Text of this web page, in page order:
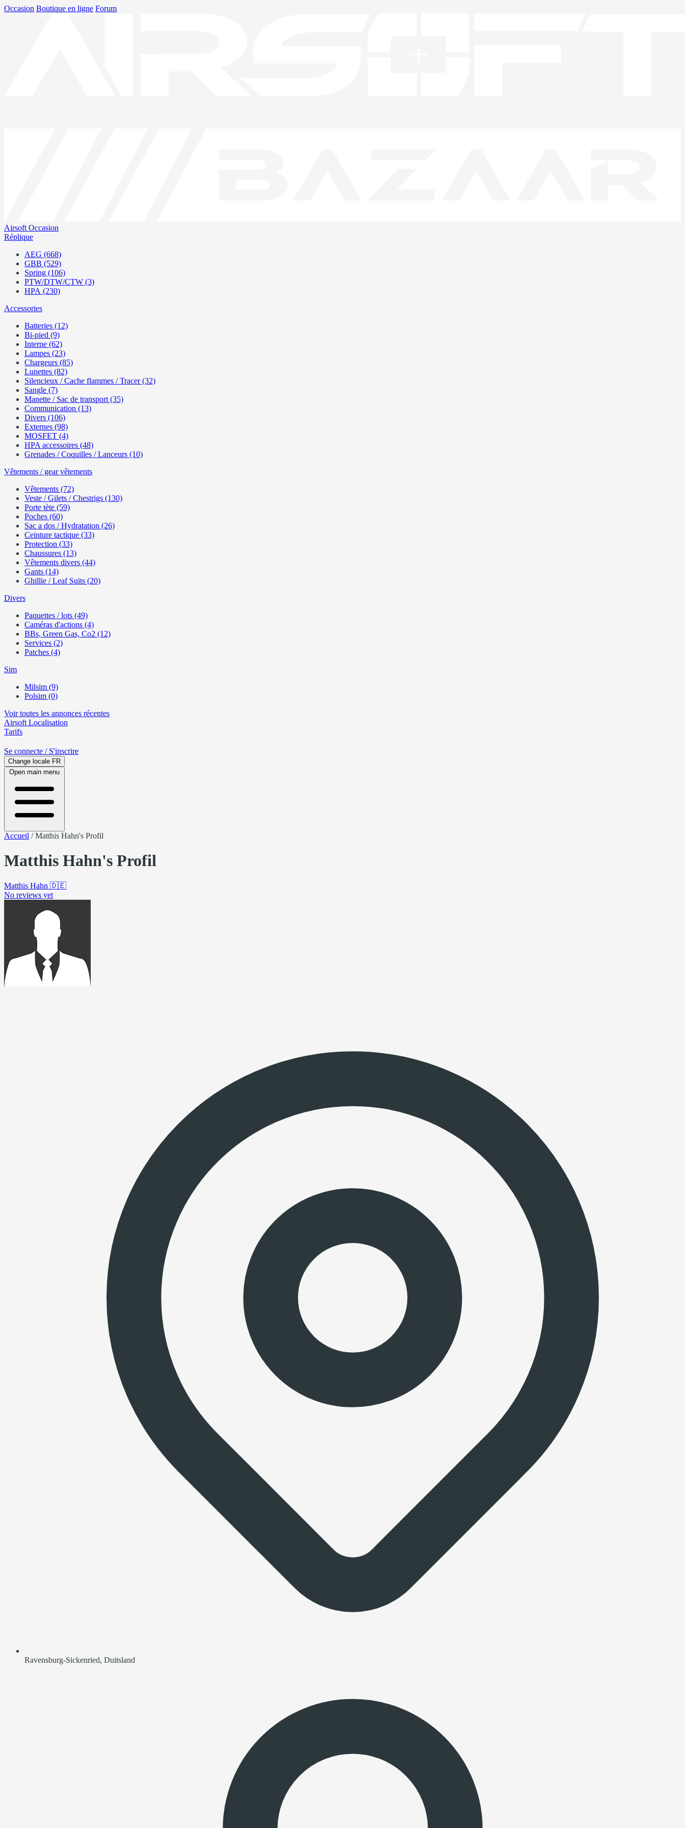
Occasion Boutique en ligne Forum
Airsoft Occasion
Réplique
AEG (668)
GBB (529)
Spring (106)
PTW/DTW/CTW (3)
HPA (230)
Accessories
Batteries (12)
Bi-pied (9)
Interne (62)
Lampes (23)
Chargeurs (85)
Lunettes (82)
Silencieux / Cache flammes / Tracer (32)
Sangle (7)
Manette / Sac de transport (35)
Communication (13)
Divers (106)
Externes (98)
MOSFET (4)
HPA accessoires (48)
Grenades / Coquilles / Lanceurs (10)
Vêtements / gear vêtements
Vêtements (72)
Veste / Gilets / Chestrigs (130)
Porte tète (59)
Poches (60)
Sac a dos / Hydratation (26)
Ceinture tactique (33)
Protection (33)
Chaussures (13)
Vêtements divers (44)
Gants (14)
Ghillie / Leaf Suits (20)
Divers
Paquettes / lots (49)
Caméras d'actions (4)
BBs, Green Gas, Co2 (12)
Services (2)
Patches (4)
Sim
Milsim (9)
Polsim (0)
Voir toutes les annonces récentes
Airsoft Localisation
Tarifs
Se connecte / S'inscrire
Change locale FR
Open main menu
Accueil /Matthis Hahn's Profil
Matthis Hahn's Profil
Matthis Hahn 🇩🇪
No reviews yet
Ravensburg-Sickenried, Duitsland